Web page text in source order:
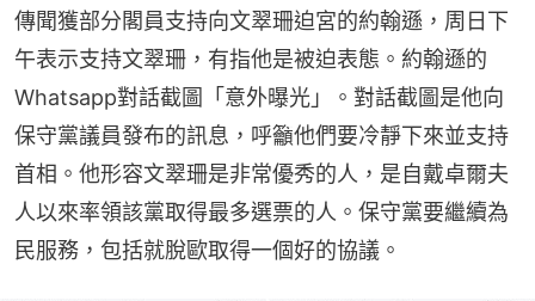
傳聞獲部分閣員支持向文翠珊迫宮的約翰遜，周日下
午表示支持文翠珊，有指他是被迫表態。約翰遜的
Whatsapp對話截圖「意外曝光」。對話截圖是他向
保守黨議員發布的訊息，呼籲他們要冷靜下來並支持
首相。他形容文翠珊是非常優秀的人，是自戴卓爾夫
人以來率領該黨取得最多選票的人。保守黨要繼續為
民服務，包括就脫歐取得一個好的協議。